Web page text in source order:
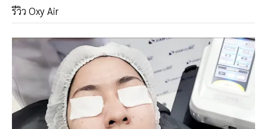
รีวิว Oxy Air